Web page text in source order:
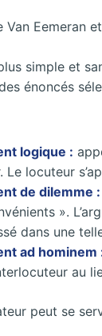
Eemeran
plus simple et
énoncés
logique :
Le locuteur
de dilemme :
».
dans une
ad hominem
au
peut se